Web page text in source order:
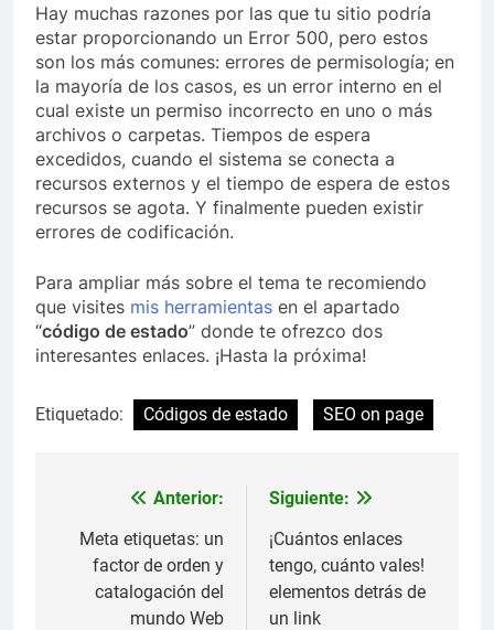
Hay muchas razones por las que tu sitio podría
estar proporcionando un Error 500, pero estos
son los más comunes: errores de permisología; en
la mayoría de los casos, es un error interno en el
cual existe un permiso incorrecto en uno o más
archivos o carpetas. Tiempos de espera
excedidos, cuando el sistema se conecta a
recursos externos y el tiempo de espera de estos
recursos se agota. Y finalmente pueden existir
errores de codificación.
Para ampliar más sobre el tema te recomiendo
que visites mis herramientas en el apartado
“código de estado” donde te ofrezco dos
interesantes enlaces. ¡Hasta la próxima!
Etiquetado: Códigos de estado SEO on page
Navegación
de
entradas
Anterior:
Meta etiquetas: un
factor de orden y
catalogación del
mundo Web
Siguiente:
¡Cuántos enlaces
tengo, cuánto vales!
elementos detrás de
un link